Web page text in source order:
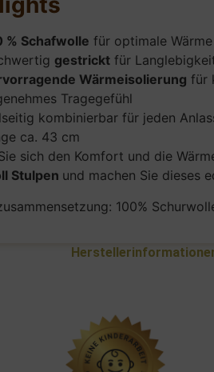
% Schafwolle für optimale
gestrickt für
Wärmeisolierung für
Tragegefühl
kombinierbar für jeden
ca. 43 cm
sich den Komfort und die
Stulpen und machen Sie dieses
100%